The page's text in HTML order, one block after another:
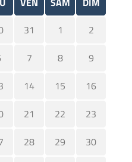
31 1
2
7 8
9
14 15
16
21 22
23
28 29
30